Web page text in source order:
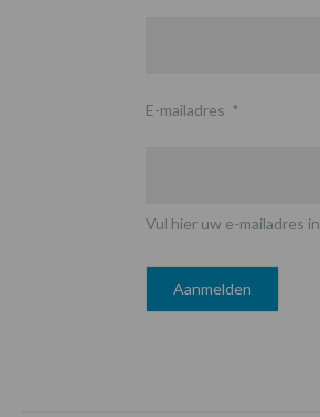
E-mailadres *
Vul hier uw e-mailadres in